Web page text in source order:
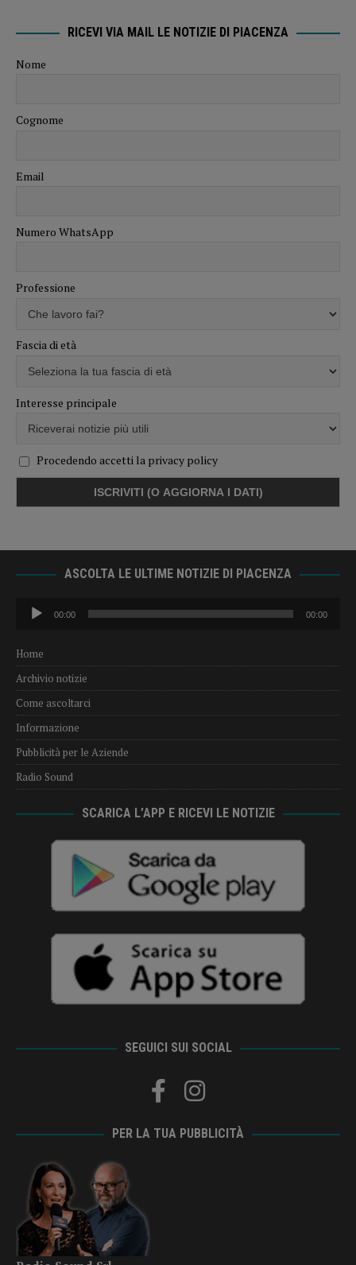
RICEVI VIA MAIL LE NOTIZIE DI PIACENZA
Nome
Cognome
Email
Numero WhatsApp
Professione
Fascia di età
Interesse principale
Procedendo accetti la privacy policy
ASCOLTA LE ULTIME NOTIZIE DI PIACENZA
Audio
Player
00:00 00:00
Home
Archivio notizie
Come ascoltarci
Informazione
Pubblicità per le Aziende
Radio Sound
SCARICA L’APP E RICEVI LE NOTIZIE
SEGUICI SUI SOCIAL
PER LA TUA PUBBLICITÀ